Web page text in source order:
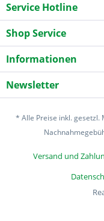
Service Hotline
Shop Service
Informationen
Newsletter
* Alle Preise inkl. gesetzl.
Versand und